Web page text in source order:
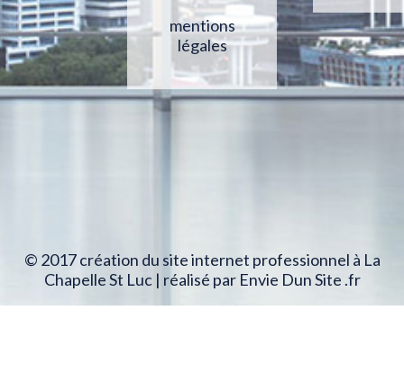
mentions
légales
© 2017 création du site internet professionnel à La
Chapelle St Luc | réalisé par Envie Dun Site .fr